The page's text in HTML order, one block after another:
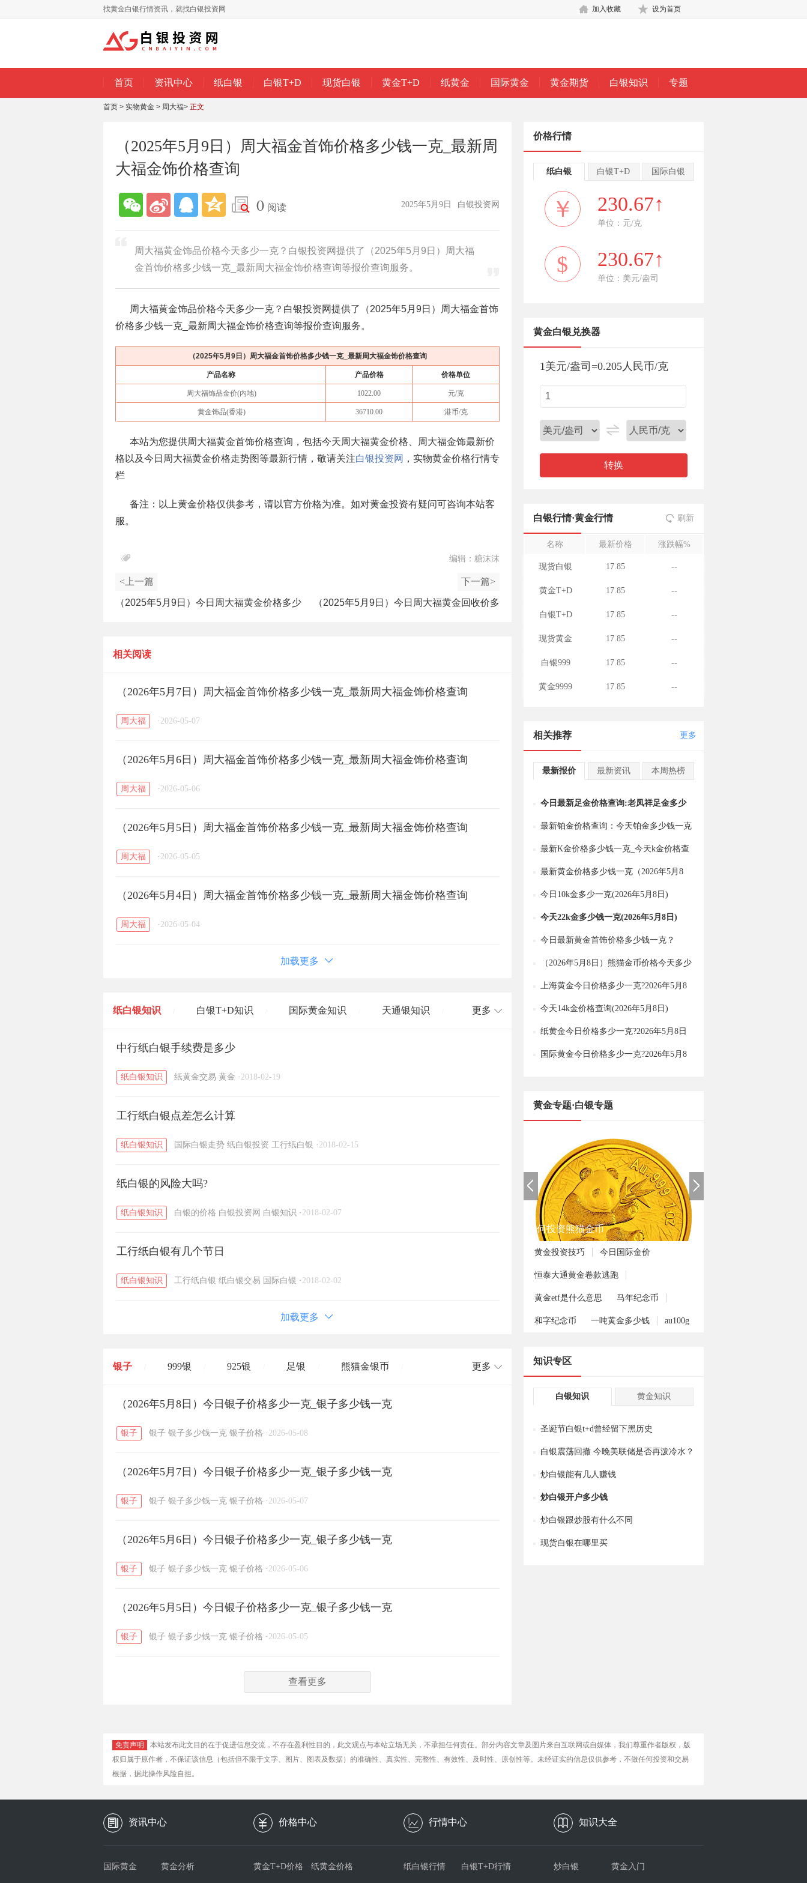
找黄金白银行情资讯，就找白银投资网 设为首页
加入收藏
首页 资讯中心 纸白银 白银T+D 现货白银 黄金T+D 纸黄金 国际黄金 黄金期货 白银知识 专题
首页 > 实物黄金 > 周大福> 正文
（2025年5月9日）周大福金首饰价格多少钱一克_最新周
大福金饰价格查询
0 阅读 白银投资网
2025年5月9日
周大福黄金饰品价格今天多少一克？白银投资网提供了（2025年5月9日）周大福
金首饰价格多少钱一克_最新周大福金饰价格查询等报价查询服务。
周大福黄金饰品价格今天多少一克？白银投资网提供了（2025年5月9日 ）周大福金首饰
价格多少钱一克_最新周大福金饰价格查询等报价查询服务。
（2025年5月9日 ）周大福金首饰价格多少钱一克_最新周大福金饰价格查询
产品名称 产品价格 价格单位
周大福饰品金价(内地) 1022.00 元/克
黄金饰品(香港) 36710.00 港币/克
本站为您提供周大福黄金首饰价格查询，包括今天周大福黄金价格、周大福金饰最新价
格以及今日周大福黄金价格走势图等最新行情，敬请关注白银投资网 ，实物黄金价格行情专
栏
备注：以上黄金价格仅供参考，请以官方价格为准。如对黄金投资有疑问可咨询本站客
服。
编辑：糖沫沫
<上一篇
（2025年5月9日）今日周大福黄金价格多少
下一篇>
（2025年5月9日）今日周大福黄金回收价多
相关阅读
（2026年5月7日）周大福金首饰价格多少钱一克_最新周大福金饰价格查询
周大福 · 2026-05-07
（2026年5月6日）周大福金首饰价格多少钱一克_最新周大福金饰价格查询
周大福 · 2026-05-06
（2026年5月5日）周大福金首饰价格多少钱一克_最新周大福金饰价格查询
周大福 · 2026-05-05
（2026年5月4日）周大福金首饰价格多少钱一克_最新周大福金饰价格查询
周大福 · 2026-05-04
加载更多
纸白银知识 白银T+D知识 国际黄金知识 天通银知识
黄金T+D知识 / 粤贵银知识
更多
中行纸白银手续费是多少
纸白银知识 纸黄金交易 黄金 · 2018-02-19
工行纸白银点差怎么计算
纸白银知识 国际白银走势 纸白银投资 工行纸白银 · 2018-02-15
纸白银的风险大吗?
纸白银知识 白银的价格 白银投资网 白银知识 · 2018-02-07
工行纸白银有几个节日
纸白银知识 工行纸白银 纸白银交易 国际白银 · 2018-02-02
加载更多
银子 999银 925银 足银 熊猫金银币
开国纪念币 大清银币 / 长城币 / 老凤祥
菜百 周生生 周大生
六福 / 金至尊 / 潮宏基 / 亚一金店 黄金
更多
（2026年5月8日）今日银子价格多少一克_银子多少钱一克
银子 银子 银子多少钱一克 银子价格 · 2026-05-08
（2026年5月7日）今日银子价格多少一克_银子多少钱一克
银子 银子 银子多少钱一克 银子价格 · 2026-05-07
（2026年5月6日）今日银子价格多少一克_银子多少钱一克
银子 银子 银子多少钱一克 银子价格 · 2026-05-06
（2026年5月5日）今日银子价格多少一克_银子多少钱一克
银子 银子 银子多少钱一克 银子价格 · 2026-05-05
查看更多
价格行情
纸白银 白银T+D 国际白银
￥ 230.67↑
单位：元/克
$ 230.67↑
单位：美元/盎司
黄金白银兑换器
1美元/盎司 =0.205人民币/克
转换
白银行情·黄金行情 刷新
名称 最新价格 涨跌幅%
现货白银 17.85 --
黄金T+D 17.85 --
白银T+D 17.85 --
现货黄金 17.85 --
白银999 17.85 --
黄金9999 17.85 --
相关推荐 更多
最新报价 最新资讯 本周热榜
今日最新足金价格查询:老凤祥足金多少
钱一克（2026年5月8日）
最新铂金价格查询：今天铂金多少钱一克
（2026年5月8日）
最新K金价格多少钱一克_今天k金价格查
询（2026年5月8日）
最新黄金价格多少钱一克（2026年5月8
日）
今日10k金多少一克(2026年5月8日)
今天22k金多少钱一克(2026年5月8日)
今日最新黄金首饰价格多少钱一克？
（2026年5月8日）
（2026年5月8日）熊猫金币价格今天多少
一克
上海黄金今日价格多少一克?2026年5月8
日上海黄金价格查询
今天14k金价格查询(2026年5月8日)
纸黄金今日价格多少一克?2026年5月8日
纸黄金价格查询
国际黄金今日价格多少一克?2026年5月8
黄金专题·白银专题
如何投资熊猫金币
黄金投资技巧 今日国际金价
恒泰大通黄金卷款逃跑
黄金etf是什么意思 马年纪念币
和字纪念币 一吨黄金多少钱 au100g
知识专区
白银知识 黄金知识
圣诞节白银t+d曾经留下黑历史
白银震荡回撤 今晚美联储是否再泼冷水？
炒白银能有几人赚钱
炒白银开户多少钱
炒白银跟炒股有什么不同
现货白银在哪里买
免责声明
本站发布此文目的在于促进信息交流，不存在盈利性目的，此文观点与本站立场无关，不承担任何责任。部分内容文章及图片来自互联网或自媒体，我们尊重作者版权，版
权归属于原作者，不保证该信息（包括但不限于文字、图片、图表及数据）的准确性、真实性、完整性、有效性、及时性、原创性等。未经证实的信息仅供参考，不做任何投资和交易
根据，据此操作风险自担。
资讯中心 价格中心 行情中心 知识大全
国际黄金 黄金分析 黄金T+D价格 纸黄金价格 纸白银行情 白银T+D行情 炒白银 黄金入门